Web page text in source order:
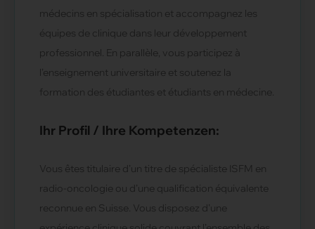
médecins en spécialisation et accompagnez les
équipes de clinique dans leur développement
professionnel. En parallèle, vous participez à
l’enseignement universitaire et soutenez la
formation des étudiantes et étudiants en médecine.
Ihr Profil / Ihre Kompetenzen:
Vous êtes titulaire d’un titre de spécialiste ISFM en
radio-oncologie ou d’une qualification équivalente
reconnue en Suisse. Vous disposez d’une